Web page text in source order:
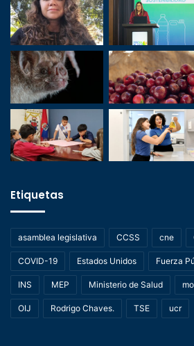
Etiquetas
asamblea legislativa CCSS cne
COVID-19 Estados Unidos Fuerza
INS MEP Ministerio de Salud
OIJ Rodrigo Chaves. TSE ucr